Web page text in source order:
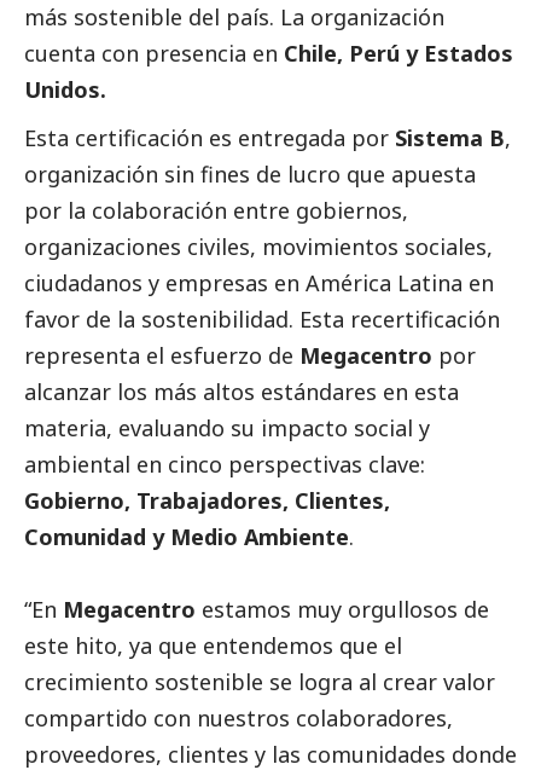
más sostenible del país. La organización
cuenta con presencia en Chile, Perú y Estados
Unidos.
Esta certificación es entregada por Sistema B,
organización sin fines de lucro que apuesta
por la colaboración entre gobiernos,
organizaciones civiles, movimientos sociales,
ciudadanos y empresas en América Latina en
favor de la sostenibilidad. Esta recertificación
representa el esfuerzo de Megacentro por
alcanzar los más altos estándares en esta
materia, evaluando su impacto social y
ambiental en cinco perspectivas clave:
Gobierno, Trabajadores, Clientes,
Comunidad y Medio Ambiente.
“En Megacentro estamos muy orgullosos de
este hito, ya que entendemos que el
crecimiento sostenible se logra al crear valor
compartido con nuestros colaboradores,
proveedores, clientes y las comunidades donde